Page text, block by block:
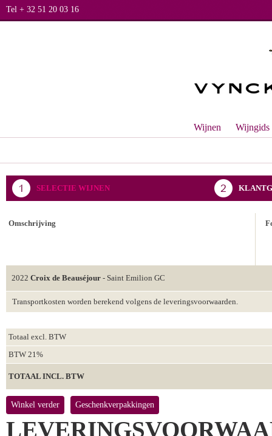
Tel + 32 51 20 03 16
Wijnen Wijngids
SELECTIE WIJNEN
Omschrijving
2022 Croix de Beauséjour - Saint Emilion GC
Transportkosten worden berekend volgens de leveringsvoorwaarden.
Totaal excl. BTW
BTW 21%
TOTAAL INCL. BTW
Winkel verder Geschenkverpakkingen